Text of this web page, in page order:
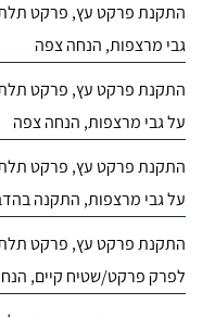
התקנת פרקט עץ, פרקט תלת
גבי מרצפות, הנחה צפה
התקנת פרקט עץ, פרקט תלת
על גבי מרצפות, הנחה צפה
התקנת פרקט עץ, פרקט תלת
על גבי מרצפות, התקנה
התקנת פרקט עץ, פרקט תלת
לפרק פרקט/שטיח קיים,